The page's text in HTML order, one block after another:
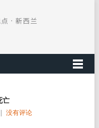
亡
| 没有评论